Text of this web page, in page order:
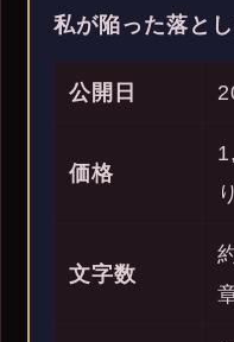
私が陥った落と
公開日
価格
文字数